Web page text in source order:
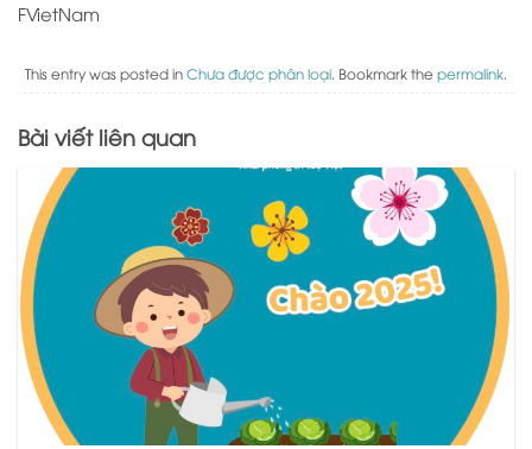
FVietNam
This entry was posted inChưa được phân loại. Bookmark thepermalink.
Bài viết liên quan